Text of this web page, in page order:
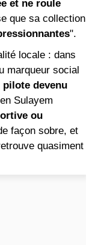
et ne roule
que sa collection
".
locale : dans
marqueur social
pilote devenu
Sulayem
ou
façon sobre, et
quasiment